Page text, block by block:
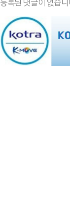
등록된 댓글이 없습니